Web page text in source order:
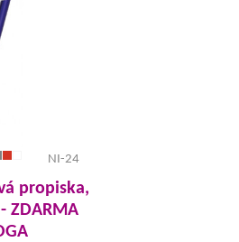
NI-24
propiska,
ZDARMA